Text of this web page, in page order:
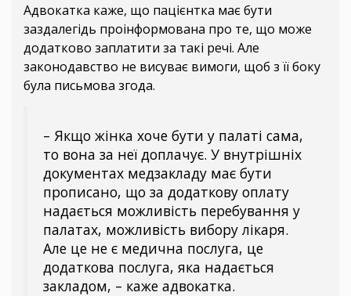
Адвокатка каже, що пацієнтка має бути
заздалегідь проінформована про те, що може
додатково заплатити за такі речі. Але
законодавство не висуває вимоги, щоб з її боку
була письмова згода.
– Якщо жінка хоче бути у палаті сама,
то вона за неї доплачує. У внутрішніх
документах медзакладу має бути
прописано, що за додаткову оплату
надається можливість перебування у
палатах, можливість вибору лікаря.
Але це не є медична послуга, це
додаткова послуга, яка надається
закладом, – каже адвокатка.